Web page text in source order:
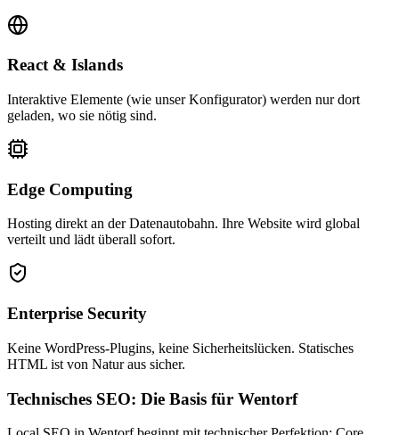
React & Islands
Interaktive Elemente (wie unser Konfigurator) werden nur dort
geladen, wo sie nötig sind.
Edge Computing
Hosting direkt an der Datenautobahn. Ihre Website wird global
verteilt und lädt überall sofort.
Enterprise Security
Keine WordPress-Plugins, keine Sicherheitslücken. Statisches
HTML ist von Natur aus sicher.
Technisches SEO: Die Basis für Wentorf